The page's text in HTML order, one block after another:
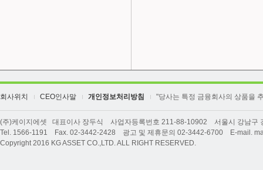
회사위치 CEO인사말 개인정보처리방침 "당사는 특정 금융회사의 상품을
(주)케이지에셋 대표이사 장두식 사업자등록번호 211-88-10902 서울시 강남구
Tel. 1566-1191 Fax. 02-3442-2428 광고 및 제휴문의 02-3442-6700 E-mail.
Copyright 2016 KG ASSET CO.,LTD. ALL RIGHT RESERVED.